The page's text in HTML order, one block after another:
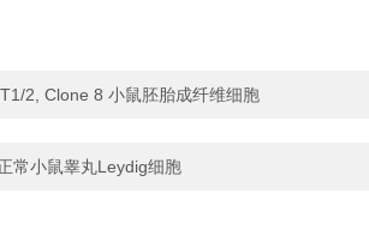
2, Clone 8 小鼠胚胎成纤维细胞
常小鼠睾丸Leydig细胞